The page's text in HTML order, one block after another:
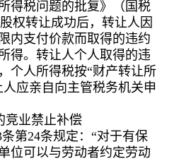
得税问题的批复》（国税
权转让成功后，转让人因
内支付价款而取得的违约
得。转让人个人取得的违
个人所得税按“财产转让所
应亲自向主管税务机关申
竞业禁止补偿
条第24条规定：“对于有保
位可以与劳动者约定劳动